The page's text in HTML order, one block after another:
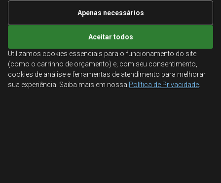
Informações Técnicas
ATENDIMENTO
Orçamentos corporativos, condições para empresas
e suporte especializado.
Apenas necessários
Aceitar todos
Utilizamos cookies essenciais para o funcionamento do site
(como o carrinho de orçamento) e, com seu consentimento,
cookies de análise e ferramentas de atendimento para melhorar
sua experiência. Saiba mais em nossa Política de Privacidade